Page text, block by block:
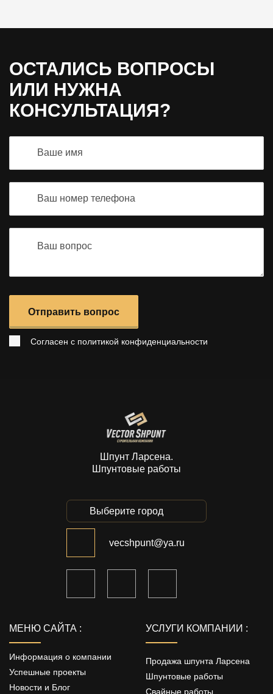
ОСТАЛИСЬ ВОПРОСЫ
ИЛИ НУЖНА
КОНСУЛЬТАЦИЯ?
Отправить вопрос
Согласен с политикой конфиденциальности
Шпунт Ларсена.
Шпунтовые работы
Выберите город
vecshpunt@ya.ru
МЕНЮ САЙТА :
Информация о компании
Успешные проекты
Новости и Блог
УСЛУГИ КОМПАНИИ :
Продажа шпунта Ларсена
Шпунтовые работы
Свайные работы